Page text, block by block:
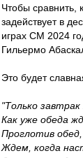
Чтобы сравнить,
задействует в
играх СМ 2024
Гильермо
Это будет
"Только завтрак
Как уже обеда
Проглотив
Ждем, когда